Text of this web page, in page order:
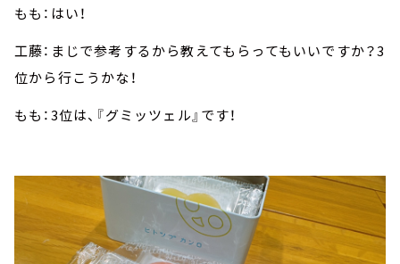
もも：はい！
工藤：まじで参考するから教えてもらってもいいですか？3
位から行こうかな！
もも：3位は、『グミッツェル』です！